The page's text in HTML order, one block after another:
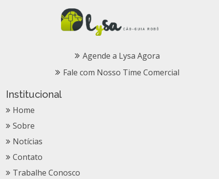
Agende a Lysa Agora
Fale com Nosso Time Comercial
Institucional
Home
Sobre
Notícias
Contato
Trabalhe Conosco